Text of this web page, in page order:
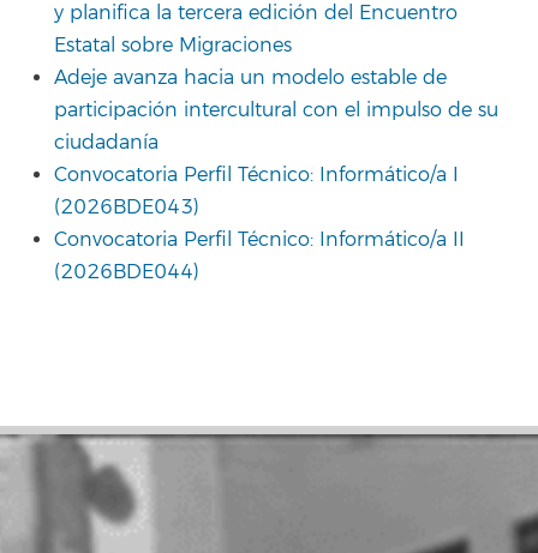
y planifica la tercera edición del Encuentro
Estatal sobre Migraciones
Adeje avanza hacia un modelo estable de
participación intercultural con el impulso de su
ciudadanía
Convocatoria Perfil Técnico: Informático/a I
(2026BDE043)
Convocatoria Perfil Técnico: Informático/a II
(2026BDE044)